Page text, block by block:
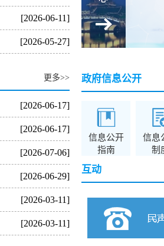
[2026-06-11]
[2026-05-27]
更多>>
[2026-06-17]
[2026-06-17]
[2026-07-06]
[2026-06-29]
[2026-03-11]
[2026-03-11]
政府信息公开
信息公开
指南
信息
制
互动